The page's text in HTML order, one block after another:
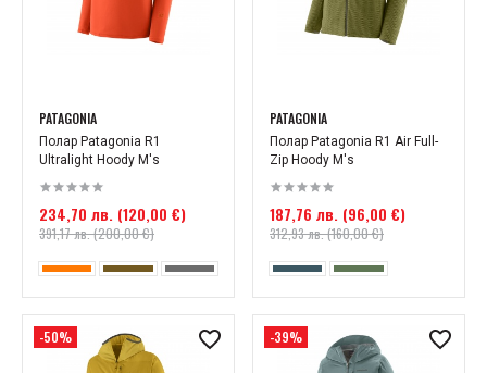
PATAGONIA
Полар Patagonia R1
Ultralight Hoody M's
234,70 лв. (120,00 €)
391,17 лв. (200,00 €)
PATAGONIA
Полар Patagonia R1 Air Full-
Zip Hoody M's
187,76 лв. (96,00 €)
312,93 лв. (160,00 €)
-50% -39%